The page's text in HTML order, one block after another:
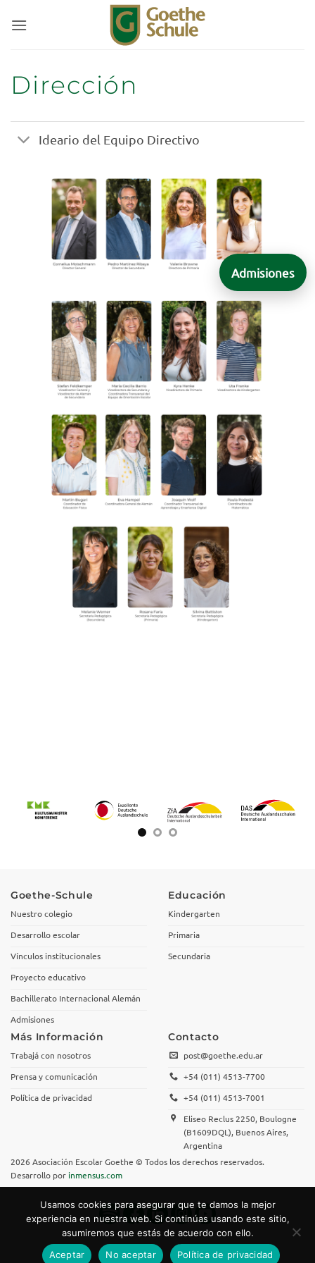
Dirección
Ideario del Equipo Directivo
Goethe-Schule
Nuestro colegio
Desarrollo escolar
Vínculos institucionales
Proyecto educativo
Bachillerato Internacional Alemán
Admisiones
Educación
Kindergarten
Primaria
Secundaria
Más Información
Trabajá con nosotros
Prensa y comunicación
Política de privacidad
Contacto
post@goethe.edu.ar
+54 (011) 4513-7700
+54 (011) 4513-7001
Eliseo Reclus 2250, Boulogne
(B1609DQL), Buenos Aires,
Argentina
2026 Asociación Escolar Goethe © Todos los derechos reservados.
Desarrollo por inmensus.com
Admisiones
Usamos cookies para asegurar que te damos la mejor
experiencia en nuestra web. Si continúas usando este sitio,
asumiremos que estás de acuerdo con ello.
Aceptar
No aceptar Política de privacidad